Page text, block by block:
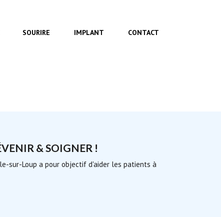
SOURIRE IMPLANT CONTACT
& SOIGNER !
sur-Loup a pour objectif d'aider les patients à